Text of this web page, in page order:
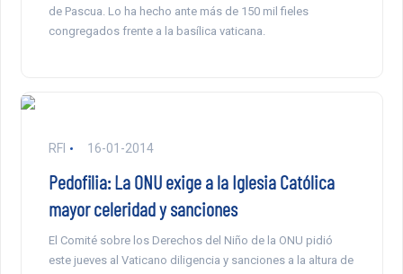
de Pascua. Lo ha hecho ante más de 150 mil fieles
congregados frente a la basílica vaticana.
RFI 16-01-2014
Pedofilia: La ONU exige a la Iglesia Católica
mayor celeridad y sanciones
El Comité sobre los Derechos del Niño de la ONU pidió
este jueves al Vaticano diligencia y sanciones a la altura de